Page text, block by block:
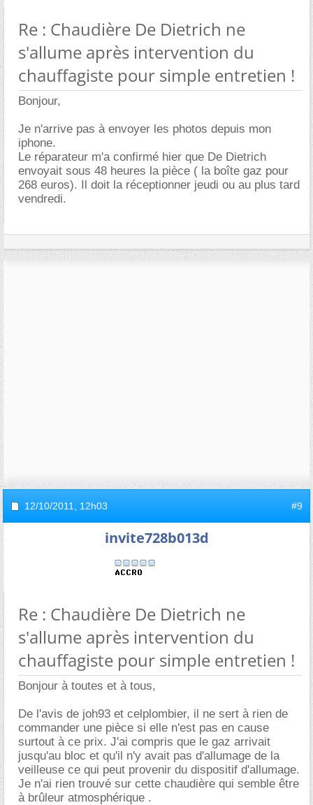
Re : Chaudière De Dietrich ne
s'allume après intervention du
chauffagiste pour simple entretien !
Bonjour,
Je n'arrive pas à envoyer les photos depuis mon
iphone.
Le réparateur m'a confirmé hier que De Dietrich
envoyait sous 48 heures la pièce ( la boîte gaz pour
268 euros). Il doit la réceptionner jeudi ou au plus tard
vendredi.
12/10/2011, 12h03 #9
invite728b013d
Re : Chaudière De Dietrich ne
s'allume après intervention du
chauffagiste pour simple entretien !
Bonjour à toutes et à tous,
De l'avis de joh93 et celplombier, il ne sert à rien de
commander une pièce si elle n'est pas en cause
surtout à ce prix. J'ai compris que le gaz arrivait
jusqu'au bloc et qu'il n'y avait pas d'allumage de la
veilleuse ce qui peut provenir du dispositif d'allumage.
Je n'ai rien trouvé sur cette chaudière qui semble être
à brûleur atmosphérique .